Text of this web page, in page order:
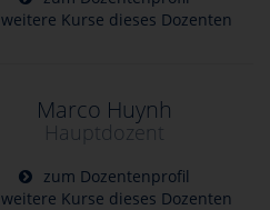
weitere Kurse dieses Dozenten
Marco Huynh
Hauptdozent
zum Dozentenprofil
weitere Kurse dieses Dozenten